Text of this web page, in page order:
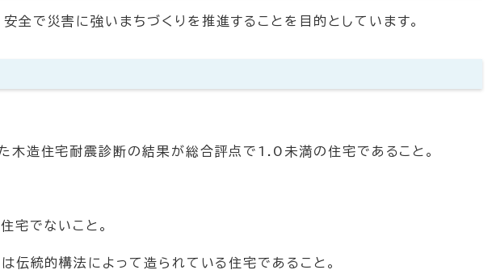
で災害に強いまちづくりを推進することを目的としています。
木造住宅耐震診断の結果が総合評点で1.0未満の住宅であること。
宅でないこと。
伝統的構法によって造られている住宅であること。